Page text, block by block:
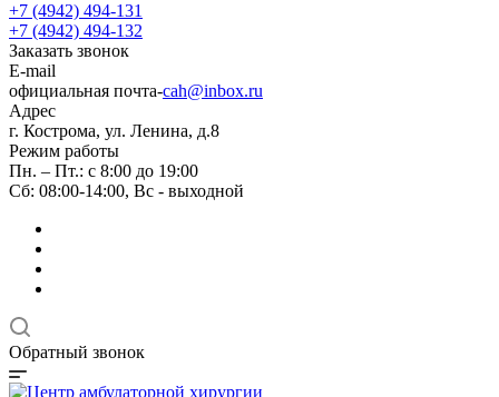
+7 (4942) 494-131
+7 (4942) 494-132
Заказать звонок
E-mail
официальная почта-cah@inbox.ru
Адрес
г. Кострома, ул. Ленина, д.8
Режим работы
Пн. – Пт.: с 8:00 до 19:00
Сб: 08:00-14:00, Вс - выходной
Обратный звонок